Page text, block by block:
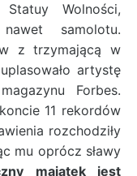
Wolności,
samolotu.
z trzymającą w
artystę
Forbes.
11 rekordów
rozchodziły
mu oprócz sławy
majątek jest